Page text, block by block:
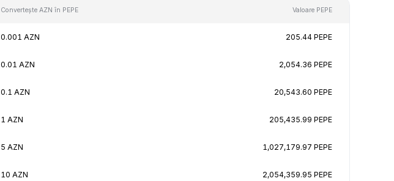
Convertește AZN în PEPE Valoare PEPE
0.001 AZN 205.44 PEPE
0.01 AZN 2,054.36 PEPE
0.1 AZN 20,543.60 PEPE
1 AZN 205,435.99 PEPE
5 AZN 1,027,179.97 PEPE
10 AZN 2,054,359.95 PEPE